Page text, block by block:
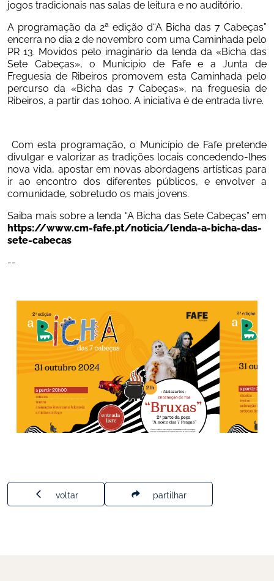
jogos tradicionais nas salas de leitura e no auditório.
A programação da 2ª edição d“A Bicha das 7 Cabeças”
encerra no dia 2 de novembro com uma Caminhada pelo
PR 13. Movidos pelo imaginário da lenda da «Bicha das
Sete Cabeças», o Município de Fafe e a Junta de
Freguesia de Ribeiros promovem esta Caminhada pelo
percurso da «Bicha das 7 Cabeças», na freguesia de
Ribeiros, a partir das 10h00. A iniciativa é de entrada livre.
divulgar e valorizar as tradições locais concedendo-lhes
nova vida, apostar em novas abordagens artísticas para
ir ao encontro dos diferentes públicos, e envolver a
comunidade, sobretudo os mais jovens.
Saiba mais sobre a lenda “A Bicha das Sete Cabeças” em
https://www.cm-fafe.pt/noticia/lenda-a-bicha-das-
sete-cabecas
--
voltar partilhar